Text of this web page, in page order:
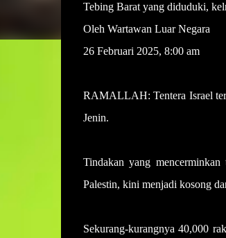
Tebing Barat yang diduduki,
Oleh Wartawan Luar Negara
26 Februari 2025, 8:00 am
RAMALLAH: Tentera Israel
Jenin.
Tindakan yang
Palestin, kini menjadi kosong
Sekurang-kurangnya 40,000